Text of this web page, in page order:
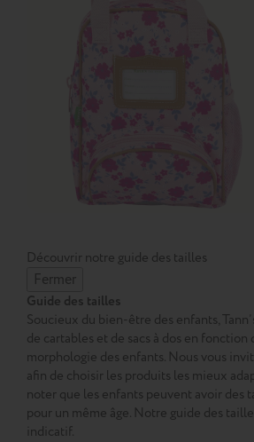
Découvrir notre guide des tailles
Fermer
Guide des tailles
Soucieux du bien-être des enfants,
de cartables et de sacs à dos en fonction
morphologie des enfants. Nous vous
afin de choisir les produits les mieux
noter que les enfants peuvent avoir des
pour un même âge. Notre guide des
indicatif.